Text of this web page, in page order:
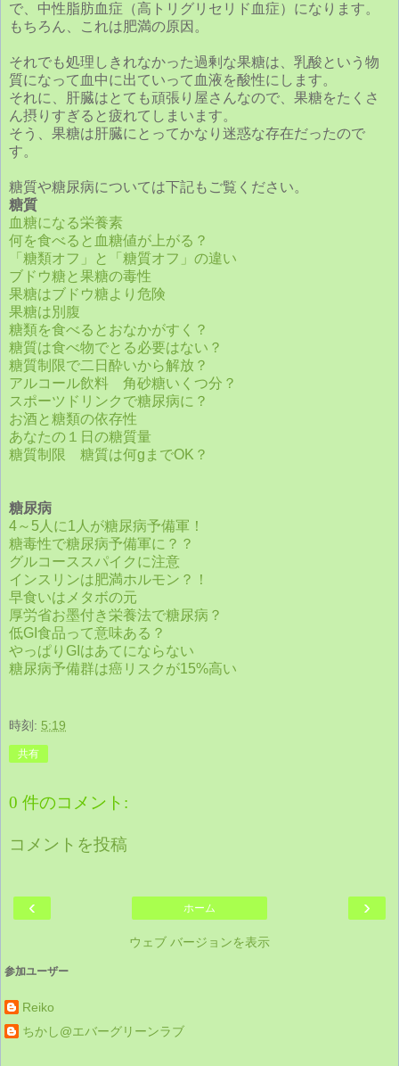
で、中性脂肪血症（高トリグリセリド血症）になります。
もちろん、これは肥満の原因。
それでも処理しきれなかった過剰な果糖は、乳酸という物
質になって血中に出ていって血液を酸性にします。
それに、肝臓はとても頑張り屋さんなので、果糖をたくさ
ん摂りすぎると疲れてしまいます。
そう、果糖は肝臓にとってかなり迷惑な存在だったので
す。
糖質や糖尿病については下記もご覧ください。
糖質
血糖になる栄養素
何を食べると血糖値が上がる？
「糖類オフ」と「糖質オフ」の違い
ブドウ糖と果糖の毒性
果糖はブドウ糖より危険
果糖は別腹
糖類を食べるとおなかがすく？
糖質は食べ物でとる必要はない？
糖質制限で二日酔いから解放？
アルコール飲料 角砂糖いくつ分？
スポーツドリンクで糖尿病に？
お酒と糖類の依存性
あなたの１日の糖質量
糖質制限 糖質は何gまでOK？
糖尿病
4～5人に1人が糖尿病予備軍！
糖毒性で糖尿病予備軍に？？
グルコーススパイクに注意
インスリンは肥満ホルモン？！
早食いはメタボの元
厚労省お墨付き栄養法で糖尿病？
低GI食品って意味ある？
やっぱりGIはあてにならない
糖尿病予備群は癌リスクが15%高い
時刻: 5:19
共有
0 件のコメント:
コメントを投稿
‹ ›
ホーム
ウェブ バージョンを表示
参加ユーザー
Reiko
ちかし@エバーグリーンラブ